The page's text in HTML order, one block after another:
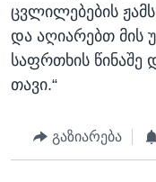
ცვლილებების
და აღიარებთ მის
საფრთხის წინაშე
თავი.“
გაზიარება